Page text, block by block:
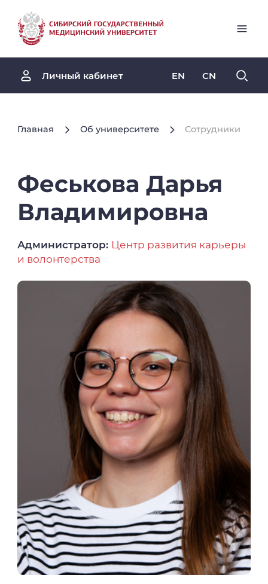
Личный кабинет EN CN
Главная Об университете Сотрудники
Феськова Дарья
Владимировна
Администратор: Центр развития карьеры
и волонтерства